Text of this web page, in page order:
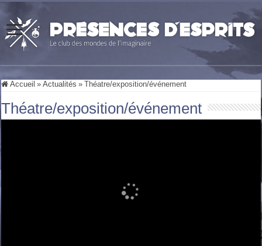
Accueil » Actualités » Théatre/exposition/événement
Théatre/exposition/événement